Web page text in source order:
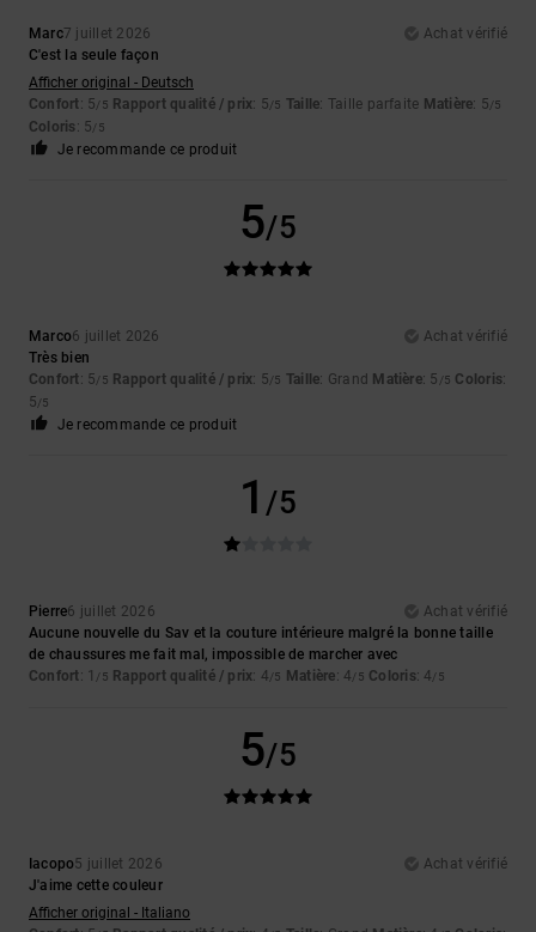
Marc7 juillet 2026
Achat vérifié
C'est la seule façon
Afficher original - Deutsch
Confort: 5/5 Rapport qualité / prix: 5/5 Taille: Taille parfaite Matière: 5/5
Coloris: 5/5
Je recommande ce produit
5/5
Marco6 juillet 2026
Achat vérifié
Très bien
Confort: 5/5 Rapport qualité / prix: 5/5 Taille: Grand Matière: 5 /5 Coloris:
5/5
Je recommande ce produit
1 /5
Pierre6 juillet 2026
Achat vérifié
Aucune nouvelle du Sav et la couture intérieure malgré la bonne taille
de chaussures me fait mal, impossible de marcher avec
Confort: 1 /5 Rapport qualité / prix: 4/5 Matière: 4/5 Coloris: 4/5
5/5
Iacopo5 juillet 2026
Achat vérifié
J'aime cette couleur
Afficher original - Italiano